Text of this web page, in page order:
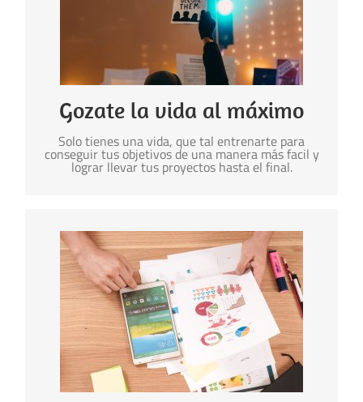
Gozate la vida al máximo
Solo tienes una vida, que tal entrenarte para
conseguir tus objetivos de una manera más facil y
lograr llevar tus proyectos hasta el final.
Como gozarte el juego de tu vida
La oferta para tí es que mientras te diviertes y
conoces gente maravillosa, puedes acceder a la
capacidad de enfoque y disciplina todos los días
Algunos datos
90% de los participantes del entrenamiento
Avanzado encuentran más valor del esperado.
Medición antes del entrenamiento, después de
completar el proceso completo y 1 año después de